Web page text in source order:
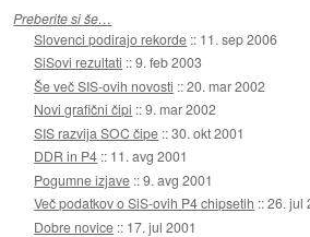
Preberite si še…
Slovenci podirajo rekorde :: 11. sep 2006
SiSovi rezultati ::9. feb 2003
Še več SIS-ovih novosti ::20. mar 2002
Novi grafični čipi ::9. mar 2002
SIS razvija SOC čipe ::30. okt 2001
DDR in P4 :: 11. avg 2001
Pogumne izjave ::9. avg 2001
Več podatkov o SiS-ovih P4 chipsetih ::26. jul
Dobre novice :: 17. jul 2001